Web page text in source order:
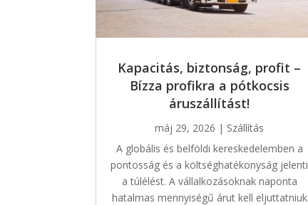
Kapacitás, biztonság, profit –
Bízza profikra a pótkocsis
áruszállítást!
máj 29, 2026 | Szállítás
A globális és belföldi kereskedelemben a
pontosság és a költséghatékonyság jelenti
a túlélést. A vállalkozásoknak naponta
hatalmas mennyiségű árut kell eljuttatniuk